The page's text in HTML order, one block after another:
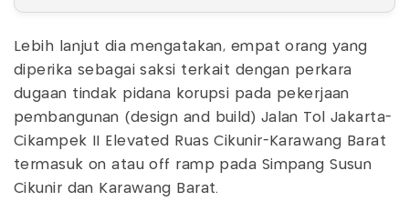
Lebih lanjut dia mengatakan, empat orang yang
diperika sebagai saksi terkait dengan perkara
dugaan tindak pidana korupsi pada pekerjaan
pembangunan (design and build) Jalan Tol Jakarta-
Cikampek II Elevated Ruas Cikunir-Karawang Barat
termasuk on atau off ramp pada Simpang Susun
Cikunir dan Karawang Barat.